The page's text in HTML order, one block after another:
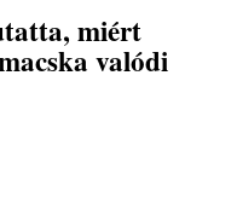
miért
valódi